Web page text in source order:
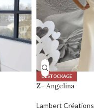
DÉSTOCKAGE
Z- Angelina
Lambert Créations